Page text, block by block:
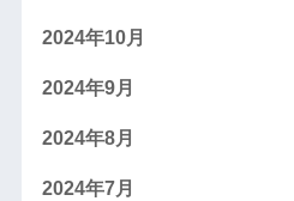
2024年10月
2024年9月
2024年8月
2024年7月